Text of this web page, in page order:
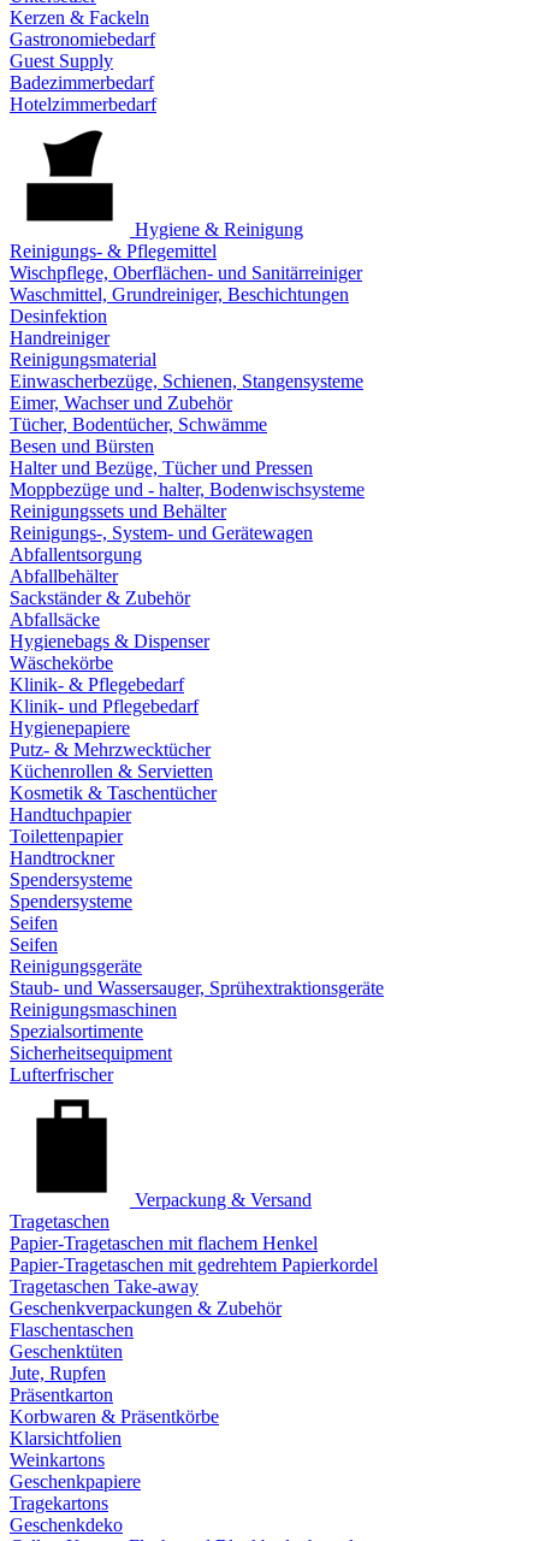
Kerzen & Fackeln
Gastronomiebedarf
Guest Supply
Badezimmerbedarf
Hotelzimmerbedarf
Hygiene & Reinigung
Reinigungs- & Pflegemittel
Wischpflege, Oberflächen- und Sanitärreiniger
Waschmittel, Grundreiniger, Beschichtungen
Desinfektion
Handreiniger
Reinigungsmaterial
Einwascherbezüge, Schienen, Stangensysteme
Eimer, Wachser und Zubehör
Tücher, Bodentücher, Schwämme
Besen und Bürsten
Halter und Bezüge, Tücher und Pressen
Moppbezüge und - halter, Bodenwischsysteme
Reinigungssets und Behälter
Reinigungs-, System- und Gerätewagen
Abfallentsorgung
Abfallbehälter
Sackständer & Zubehör
Abfallsäcke
Hygienebags & Dispenser
Wäschekörbe
Klinik- & Pflegebedarf
Klinik- und Pflegebedarf
Hygienepapiere
Putz- & Mehrzwecktücher
Küchenrollen & Servietten
Kosmetik & Taschentücher
Handtuchpapier
Toilettenpapier
Handtrockner
Spendersysteme
Spendersysteme
Seifen
Seifen
Reinigungsgeräte
Staub- und Wassersauger, Sprühextraktionsgeräte
Reinigungsmaschinen
Spezialsortimente
Sicherheitsequipment
Lufterfrischer
Verpackung & Versand
Tragetaschen
Papier-Tragetaschen mit flachem Henkel
Papier-Tragetaschen mit gedrehtem Papierkordel
Tragetaschen Take-away
Geschenkverpackungen & Zubehör
Flaschentaschen
Geschenktüten
Jute, Rupfen
Präsentkarton
Korbwaren & Präsentkörbe
Klarsichtfolien
Weinkartons
Geschenkpapiere
Tragekartons
Geschenkdeko